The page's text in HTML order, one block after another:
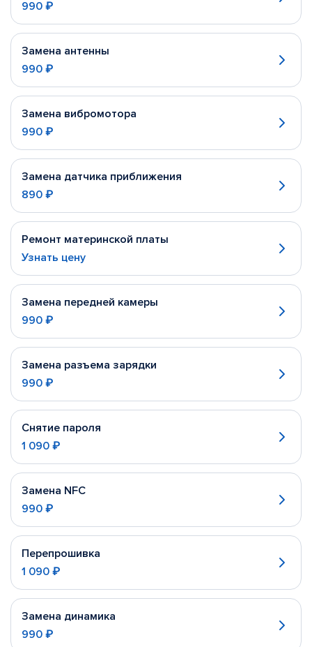
990 ₽
Замена антенны
990 ₽
Замена вибромотора
990 ₽
Замена датчика приближения
890 ₽
Ремонт материнской платы
Узнать цену
Замена передней камеры
990 ₽
Замена разъема зарядки
990 ₽
Снятие пароля
1 090 ₽
Замена NFC
990 ₽
Перепрошивка
1 090 ₽
Замена динамика
990 ₽